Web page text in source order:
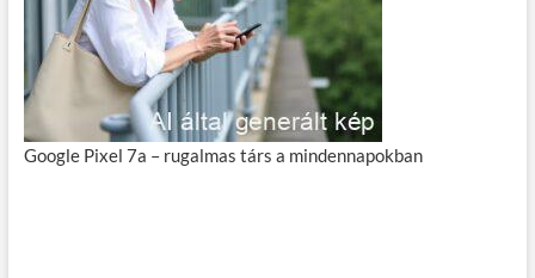
Google Pixel 7a – rugalmas társ a mindennapokban